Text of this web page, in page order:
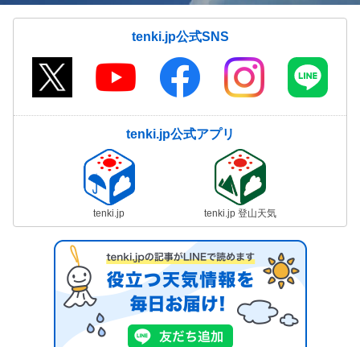
tenki.jp公式SNS
tenki.jp公式アプリ
tenki.jp tenki.jp 登山天気